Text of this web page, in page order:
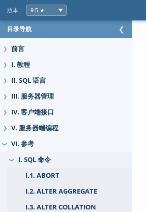
版本：
目录导航 ❮
❯ 前言
❯ I. 教程
❯ II. SQL 语言
❯ III. 服务器管理
❯ IV. 客户端接口
❯ V. 服务器端编程
❯ VI. 参考
❯
I. SQL 命令
I.1. ABORT
I.2. ALTER AGGREGATE
I.3. ALTER COLLATION